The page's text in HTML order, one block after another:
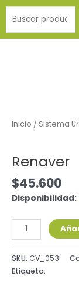
contenido
por:
Inicio / Sistema
Renaver
$45.600
Disponibilidad:
SKU: CV_053
Etiqueta: